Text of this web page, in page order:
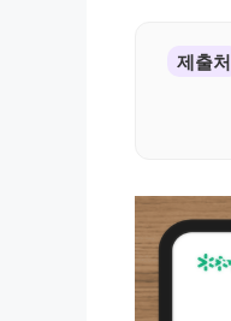
제출처